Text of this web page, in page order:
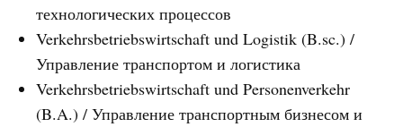
технологических процессов
Verkehrsbetriebswirtschaft und Logistik (B.sc.) /
Управление транспортом и логистика
Verkehrsbetriebswirtschaft und Personenverkehr
(B.A.) / Управление транспортным бизнесом и